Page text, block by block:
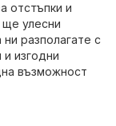
отстъпки и
улесни
разполагате с
изгодни
възможност